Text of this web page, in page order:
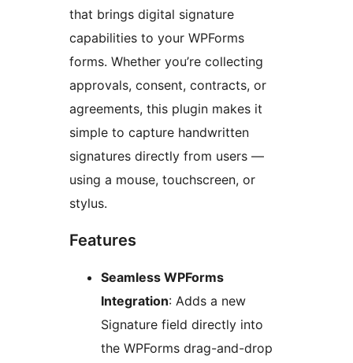
that brings digital signature
capabilities to your WPForms
forms. Whether you’re collecting
approvals, consent, contracts, or
agreements, this plugin makes it
simple to capture handwritten
signatures directly from users —
using a mouse, touchscreen, or
stylus.
Features
Seamless WPForms
Integration: Adds a new
Signature field directly into
the WPForms drag-and-drop